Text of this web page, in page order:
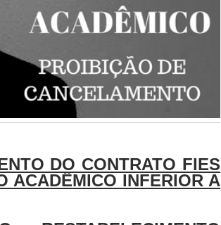
DO CONTRATO FIES
ACADÊMICO INFERIOR A